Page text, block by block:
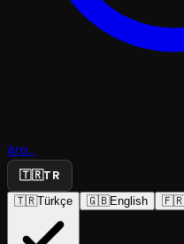
Ara...
🇹🇷TR
🇹🇷Türkçe 🇬🇧English 🇫🇷